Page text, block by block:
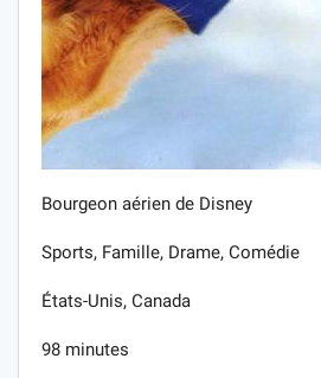
Bourgeon aérien de Disney
Sports, Famille, Drame, Comédie
États-Unis, Canada
98 minutes